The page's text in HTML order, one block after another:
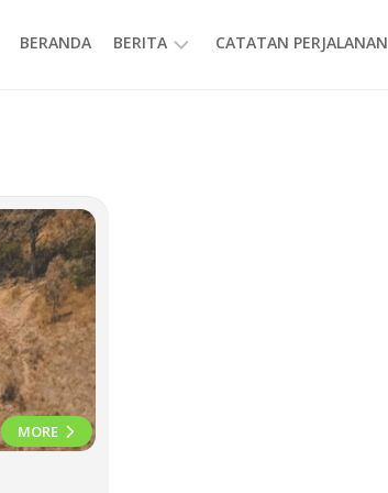
BERANDA BERITA CATATAN PERJALANAN
MORE